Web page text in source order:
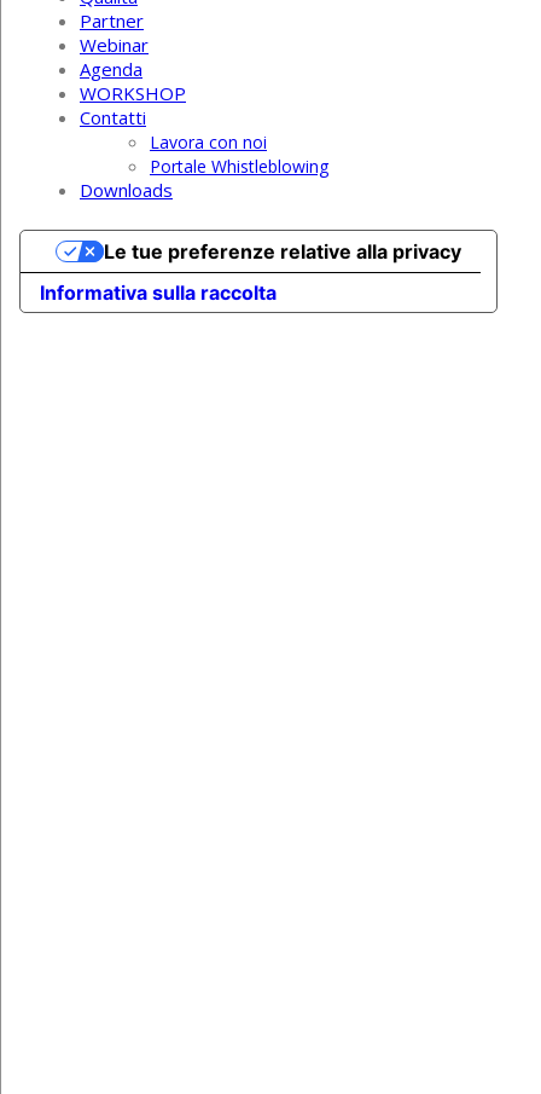
Partner
Webinar
Agenda
WORKSHOP
Contatti
Lavora con noi
Portale Whistleblowing
Downloads
Informativa sulla raccolta
Le tue preferenze relative alla privacy